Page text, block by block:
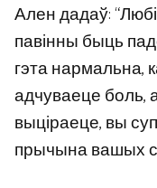
Ален дадаў:
павінны быць
гэта нармальна,
адчуваеце боль,
выціраеце, вы
прычына вашых